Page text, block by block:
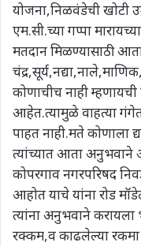
योजना,निळवंडेची खोटी
एम.सी.च्या गप्पा
मतदान मिळण्यासाठी
कोणाचीच नाही
आहेत.त्यामुळे वाहत्या
पाहत नाही.मते कोणाला
त्यांच्यात आता
कोपरगाव नगरपरिषद
आहोत याचे यांना रोड
त्यांना अनुभवाने
रक्कम,व काढलेल्या रकमा